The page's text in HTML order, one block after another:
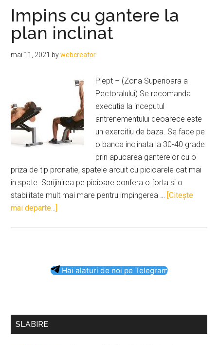
Impins cu gantere la
plan inclinat
mai 11, 2021 bywebcreator
Piept – (Zona Superioara a
Pectoralului) Se recomanda
executia la inceputul
antrenementului deoarece este
un exercitiu de baza. Se face pe
o banca inclinata la 30-40 grade
prin apucarea ganterelor cu o
priza de tip pronatie, spatele arcuit cu picioarele cat mai
in spate. Sprijinirea pe picioare confera o forta si o
stabilitate mult mai mare pentru impingerea … [Citeşte
mai departe...]
inclinat
Hai alaturi de noi pe Telegram
SLABIRE